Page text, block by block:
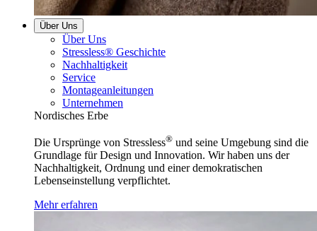
Über Uns
Über Uns
Stressless® Geschichte
Nachhaltigkeit
Service
Montageanleitungen
Unternehmen
Nordisches Erbe
Die Ursprünge von Stressless® und seine Umgebung sind die
Grundlage für Design und Innovation. Wir haben uns der
Nachhaltigkeit, Ordnung und einer demokratischen
Lebenseinstellung verpflichtet.
Mehr erfahren